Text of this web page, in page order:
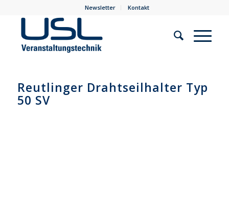
Newsletter Kontakt
Reutlinger Drahtseilhalter Typ
50 SV